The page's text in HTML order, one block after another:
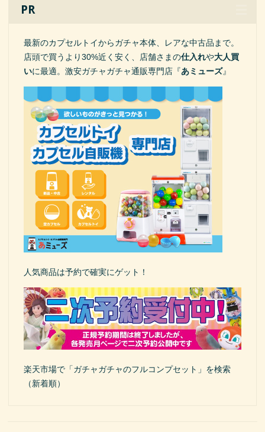
PR
最新のカプセルトイからガチャ本体、レアな中古品まで。
店頭で買うより30%近く安く、店舗さまの仕入れや大人買
いに最適。激安ガチャガチャ通販専門店『あミューズ』
人気商品は予約で確実にゲット！
楽天市場で「ガチャガチャのフルコンプセット」を検索
（新着順）